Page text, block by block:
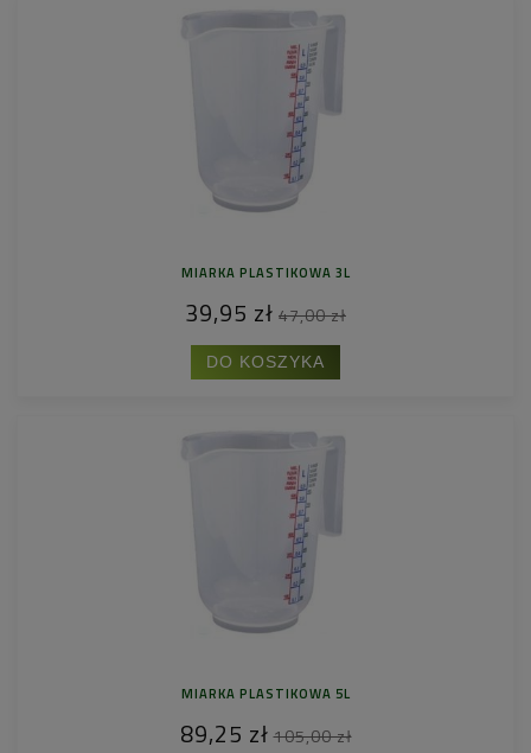
MIARKA PLASTIKOWA 3L
39,95 zł 47,00 zł
DO KOSZYKA
MIARKA PLASTIKOWA 5L
89,25 zł 105,00 zł